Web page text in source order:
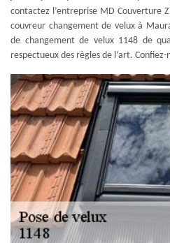
contactez l’entreprise MD Couverture
couvreur changement de velux à
de changement de velux 1148 de
respectueux des règles de l’art.